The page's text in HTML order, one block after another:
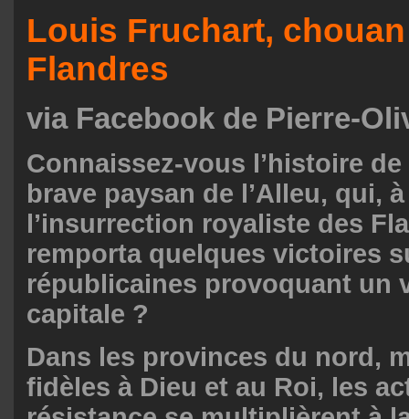
Louis Fruchart,
Flandres
via Facebook de Pierre-
Connaissez-vous l’histoire
brave paysan de l’Alleu, qui,
l’insurrection royaliste des
remporta quelques victoires
républicaines provoquant un
capitale ?
Dans les provinces du nord,
fidèles à Dieu et au Roi, les